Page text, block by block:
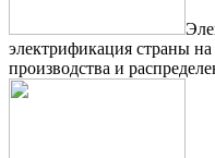
электрификация страны
производства и